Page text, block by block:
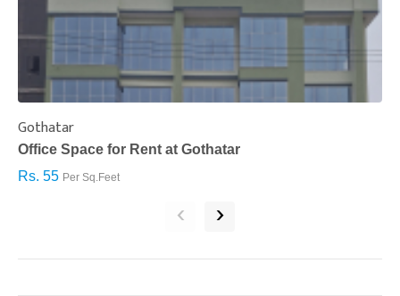
Gothatar
Office Space for Rent at Gothatar
Rs. 55 Per Sq.Feet
‹ ›